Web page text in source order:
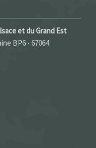
et du Grand Est
BP6 - 67064